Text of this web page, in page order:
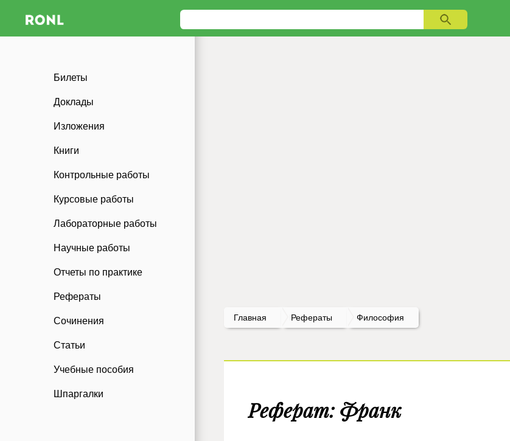
Билеты
Доклады
Изложения
Книги
Контрольные работы
Курсовые работы
Лабораторные работы
Научные работы
Отчеты по практике
Рефераты
Сочинения
Статьи
Учебные пособия
Шпаргалки
Главная Рефераты Философия
Реферат: Франк